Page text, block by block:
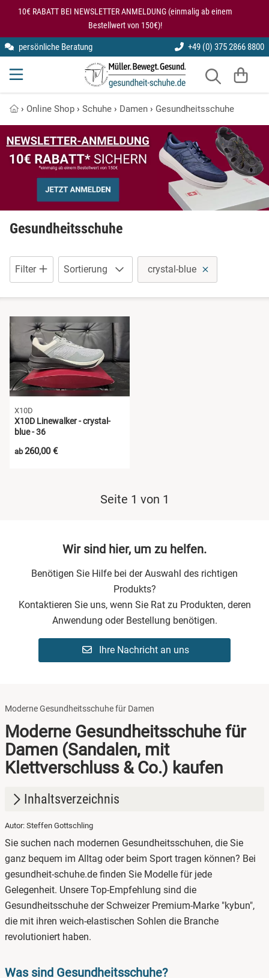
10€ RABATT BEI NEWSLETTER ANMELDUNG (einmalig ab einem
Bestellwert von 150€)!
persönliche Beratung +49 (0) 375 2866 8800
› Online Shop › Schuhe › Damen › Gesundheitsschuhe
Gesundheitsschuhe
Filter Sortierung crystal-blue
X10D
X10D Linewalker - crystal-
blue - 36
ab260,00 €
Seite 1 von 1
Wir sind hier, um zu helfen.
Benötigen Sie Hilfe bei der Auswahl des richtigen
Produkts?
Kontaktieren Sie uns, wenn Sie Rat zu Produkten, deren
Anwendung oder Bestellung benötigen.
Ihre Nachricht an uns
Moderne Gesundheitsschuhe für Damen
Moderne Gesundheitsschuhe für
Damen (Sandalen, mit
Klettverschluss & Co.) kaufen
Inhaltsverzeichnis
1. Was sind Gesundheitsschuhe?
2. Gesundheitsschuhe für Damen kaufen
3. Gesundheitsschuhe im Angebot
Autor: Steffen Gottschling
Sie suchen nach modernen Gesundheitsschuhen, die Sie
ganz bequem im Alltag oder beim Sport tragen können? Bei
gesundheit-schuhe.de finden Sie Modelle für jede
Gelegenheit. Unsere Top-Empfehlung sind die
Gesundheitsschuhe der Schweizer Premium-Marke "kybun",
die mit ihren weich-elastischen Sohlen die Branche
revolutioniert haben.
Was sind Gesundheitsschuhe?
Arbeitsschuhe
Gesundheitsschuhe
Halbschuhe
Hausschuhe
Laufschuhe
Lederschuhe
Luftkissenschuhe
Sandalen
Schuhe mit Klettverschluss
Sneaker
Wanderschuhe
kybun
Modularis
SmartFoot
X10D
Gesundheitsschuhe für den Rücken
Knie entlastende Schuhe
Kybun Matte im Test
Kybun Schuhe bei Kniearthrose
Kybun Schuhe im Test
Schuhe bei Fersensporn
Übungen auf der kybun Matte